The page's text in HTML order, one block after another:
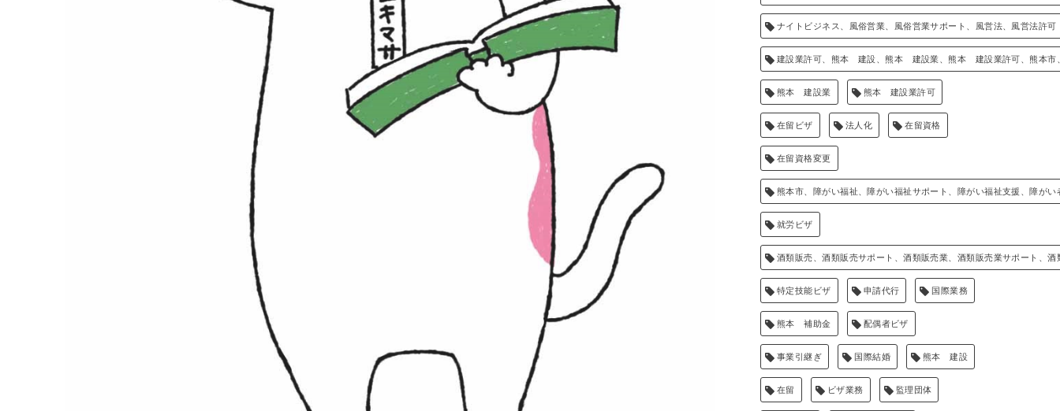
ナイトビジネス、風俗営業、風俗営業サポート、風営法、風営法許可
建設業許可、熊本 建設、熊本 建設業、熊本 建設業許可、熊本市
熊本 建設業 熊本 建設業許可
在留ビザ 法人化 在留資格
在留資格変更
熊本市、障がい福祉、障がい福祉サポート、障がい福祉支援、障がい
就労ビザ
酒類販売、酒類販売サポート、酒類販売業、酒類販売業サポート、
特定技能ビザ 申請代行 国際業務
熊本 補助金 配偶者ビザ
事業引継ぎ 国際結婚 熊本 建設
在留 ビザ業務 監理団体